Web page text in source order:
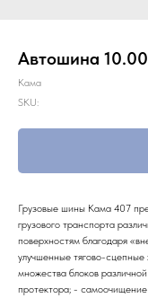
Автошина
Кама
SKU:
Грузовые шины Кама 407
грузового транспорта
поверхностям благодаря
улучшенные тягово-
множества блоков
протектора; -